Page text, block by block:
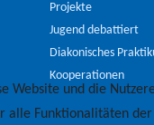
Projekte
Jugend debattiert
Diakonisches
Kooperationen
und die
alle Funktionalitäten